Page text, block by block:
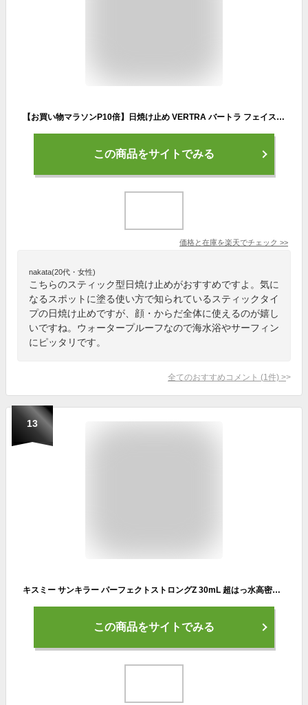
【お買い物マラソンP10倍】日焼け止め VERTRA バートラ フェイススティック シェーン ドリアン FACE STICK SHANE DORIAN KONA GOLD SPF38 UVケア 紫外線ケア ウォータープルーフ 顔用 海水浴 サーフィン サーフ マリンスポーツ アルコールフリー 日本製 正規品
この商品をサイトでみる
価格と在庫を楽天でチェック >>
nakata(20代・女性)
こちらのスティック型日焼け止めがおすすめですよ。気に
なるスポットに塗る使い方で知られているスティックタイ
プの日焼け止めですが、顔・からだ全体に使えるのが嬉し
いですね。ウォータープルーフなので海水浴やサーフィン
にピッタリです。
全てのおすすめコメント (1 件) >
13
キスミー サンキラー パーフェクトストロングZ 30mL 超はっ水高密着UVミルク スーパーウォータープルーフ処方 SPF50+ PA++++
この商品をサイトでみる